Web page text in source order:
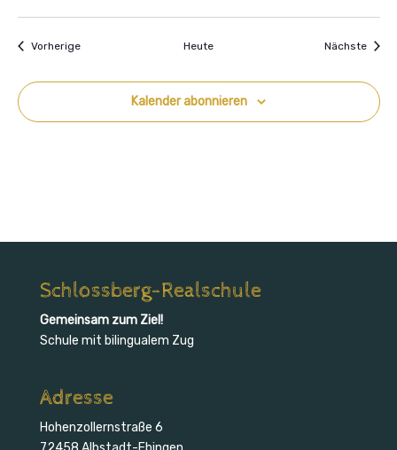
VorherigeVeranstaltungen Heute Nächste
Kalender abonnieren
Schlossberg-Realschule
Gemeinsam zum Ziel!
Schule mit bilingualem Zug
Adresse
Hohenzollernstraße 6